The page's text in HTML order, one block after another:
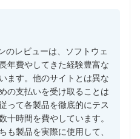
レビューは、ソフトウェ
年費やしてきた経験豊富な
ます。他のサイトとは異な
の支払いを受け取ることは
って各製品を徹底的にテス
十時間を費やしています。
も製品を実際に使用して、